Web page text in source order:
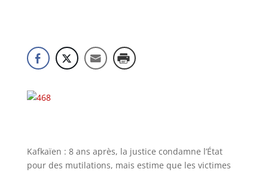
Kafkaïen : 8 ans après, la justice condamne l’État
pour des mutilations, mais estime que les victimes